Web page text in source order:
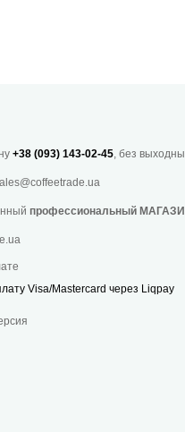
+38 (093) 143-02-45, без
профессиональный